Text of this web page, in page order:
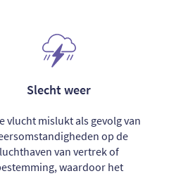
Slecht weer
vlucht mislukt als gevolg van
op de
luchthaven van vertrek of
waardoor het